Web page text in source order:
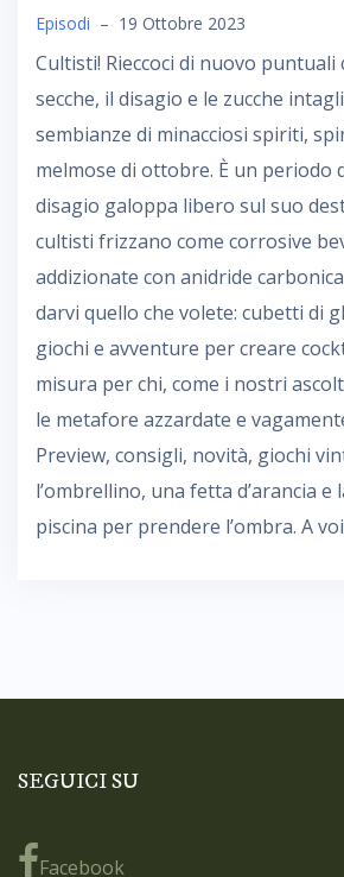
Episodi – 19 Ottobre 2023
Cultisti! Rieccoci di nuovo puntuali
secche, il disagio e le zucche
sembianze di minacciosi spiriti,
melmose di ottobre. È un periodo
disagio galoppa libero sul suo
cultisti frizzano come corrosive
addizionate con anidride
darvi quello che volete: cubetti di
giochi e avventure per creare
misura per chi, come i nostri
le metafore azzardate e
Preview, consigli, novità, giochi
l’ombrellino, una fetta d’arancia e
piscina per prendere l’ombra. A
SEGUICI SU
Facebook